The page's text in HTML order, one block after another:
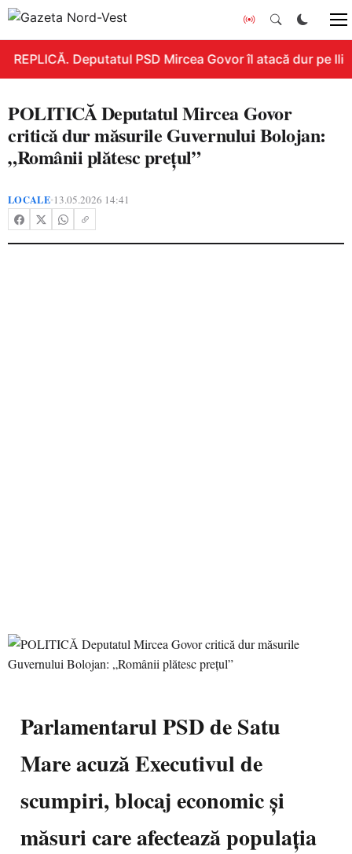
REPLICĂ. Deputatul PSD Mircea Govor îl atacă dur pe
POLITICĂ Deputatul Mircea Govor
critică dur măsurile Guvernului Bolojan:
„Românii plătesc prețul”
LOCALE•13.05.2026 14:41
Parlamentarul PSD de Satu
Mare acuză Executivul de
scumpiri, blocaj economic și
măsuri care afectează populația